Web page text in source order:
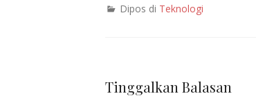
Dipos di Teknologi
Tinggalkan Balasan